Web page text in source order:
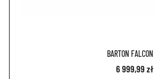
BARTON
6 999,99 zł